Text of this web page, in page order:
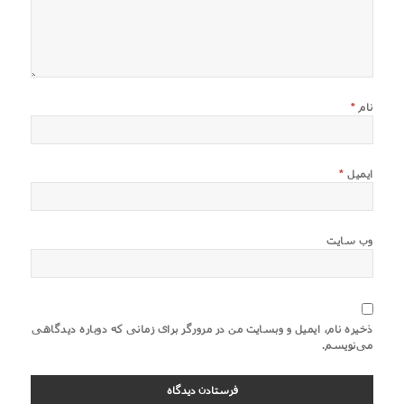
نام *
ایمیل *
وب‌ سایت
ذخیره نام، ایمیل و وبسایت من در مرورگر برای زمانی که دوباره دیدگاهی
می‌نویسم.